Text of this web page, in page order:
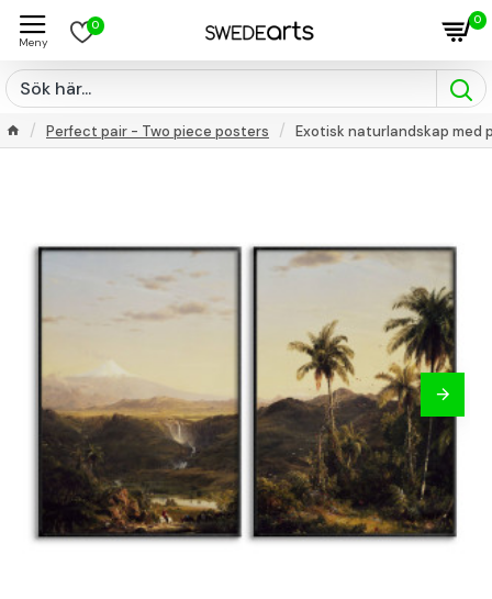
0 0
Perfect pair - Two piece posters Exotisk naturlandskap med